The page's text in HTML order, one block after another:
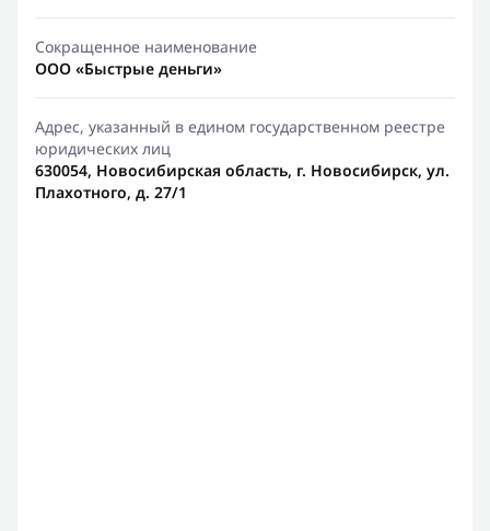
Сокращенное наименование
ООО «Быстрые деньги»
Адрес, указанный в едином государственном реестре
юридических лиц
630054, Новосибирская область, г. Новосибирск, ул.
Плахотного, д. 27/1